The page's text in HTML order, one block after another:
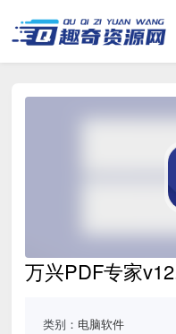
万兴PDF专家
类别： 电脑软件